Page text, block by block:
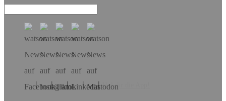
Hol dir die App!